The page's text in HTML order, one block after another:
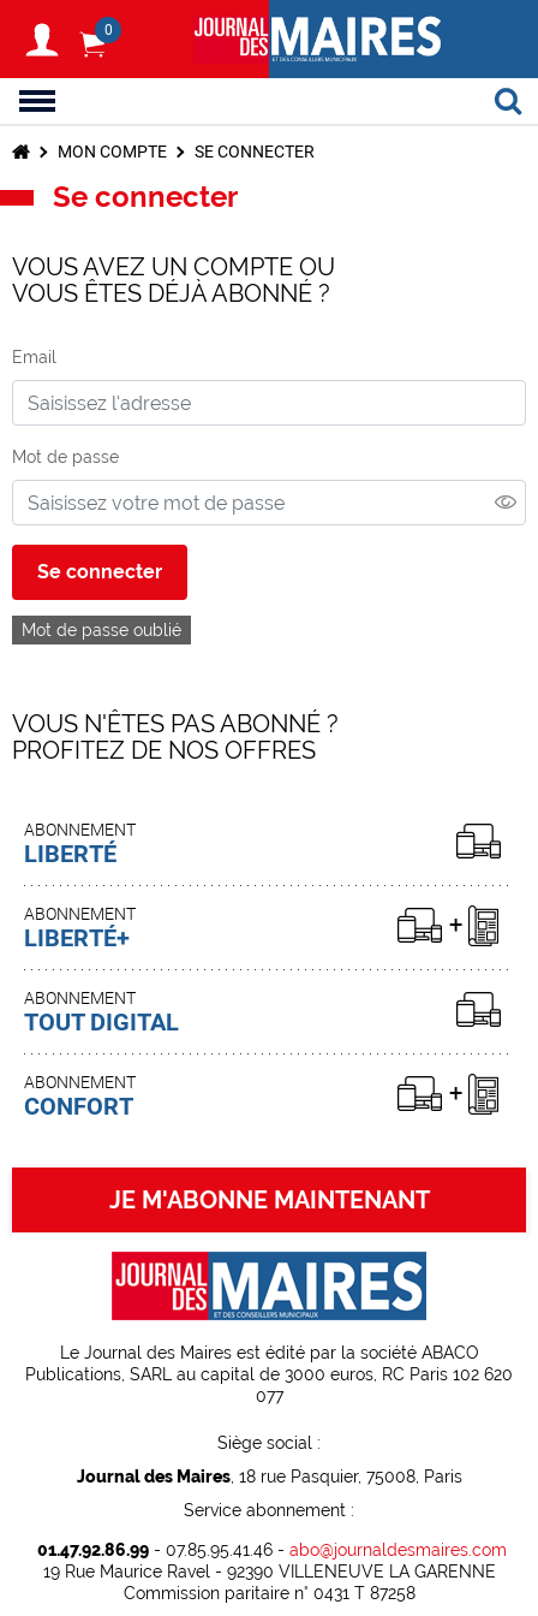
0
MON COMPTE SE CONNECTER
Se connecter
VOUS AVEZ UN COMPTE OU
VOUS ÊTES DÉJÀ ABONNÉ ?
Email
Mot de passe
Se connecter
Mot de passe oublié
VOUS N'ÊTES PAS ABONNÉ ?
PROFITEZ DE NOS OFFRES
ABONNEMENT
LIBERTÉ
ABONNEMENT
LIBERTÉ+
ABONNEMENT
TOUT DIGITAL
ABONNEMENT
CONFORT
JE M'ABONNE MAINTENANT
Le Journal des Maires est édité par la société ABACO
Publications, SARL au capital de 3000 euros, RC Paris 102 620
077
Siège social :
Journal des Maires, 18 rue Pasquier, 75008, Paris
Service abonnement :
01.47.92.86.99- 07.85.95.41.46 - abo@journaldesmaires.com
19 Rue Maurice Ravel - 92390 VILLENEUVE LA GARENNE
Commission paritaire n° 0431 T 87258